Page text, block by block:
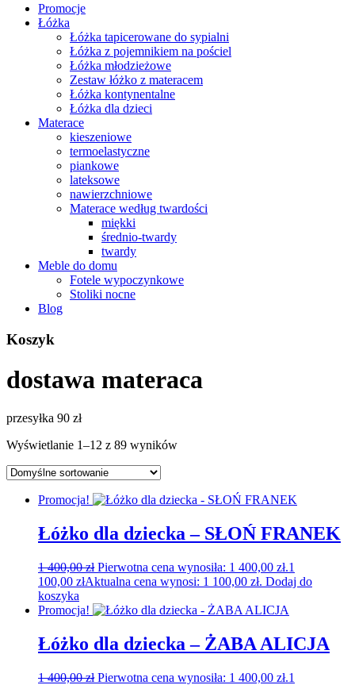
Promocje
Łóżka
Łóżka tapicerowane do sypialni
Łóżka z pojemnikiem na pościel
Łóżka młodzieżowe
Zestaw łóżko z materacem
Łóżka kontynentalne
Łóżka dla dzieci
Materace
kieszeniowe
termoelastyczne
piankowe
lateksowe
nawierzchniowe
Materace według twardości
miękki
średnio-twardy
twardy
Meble do domu
Fotele wypoczynkowe
Stoliki nocne
Blog
Koszyk
dostawa materaca
przesyłka 90 zł
Wyświetlanie 1–12 z 89 wyników
Promocja!
Łóżko dla dziecka – SŁOŃ FRANEK
1 400,00zł Pierwotna cena wynosiła: 1 400,00 zł.1
100,00 złAktualna cena wynosi: 1 100,00 zł. Dodaj do
koszyka
Promocja!
Łóżko dla dziecka – ŻABA ALICJA
1 400,00zł Pierwotna cena wynosiła: 1 400,00 zł.1